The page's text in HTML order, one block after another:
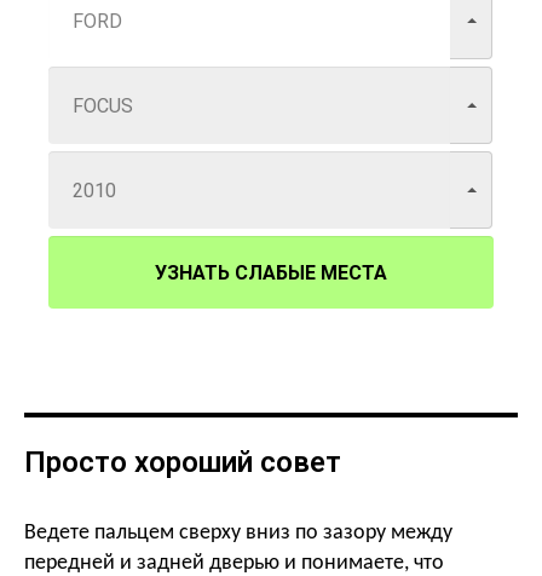
УЗНАТЬ СЛАБЫЕ МЕСТА
Просто хороший совет
Ведете пальцем сверху вниз по зазору между
передней и задней дверью и понимаете, что